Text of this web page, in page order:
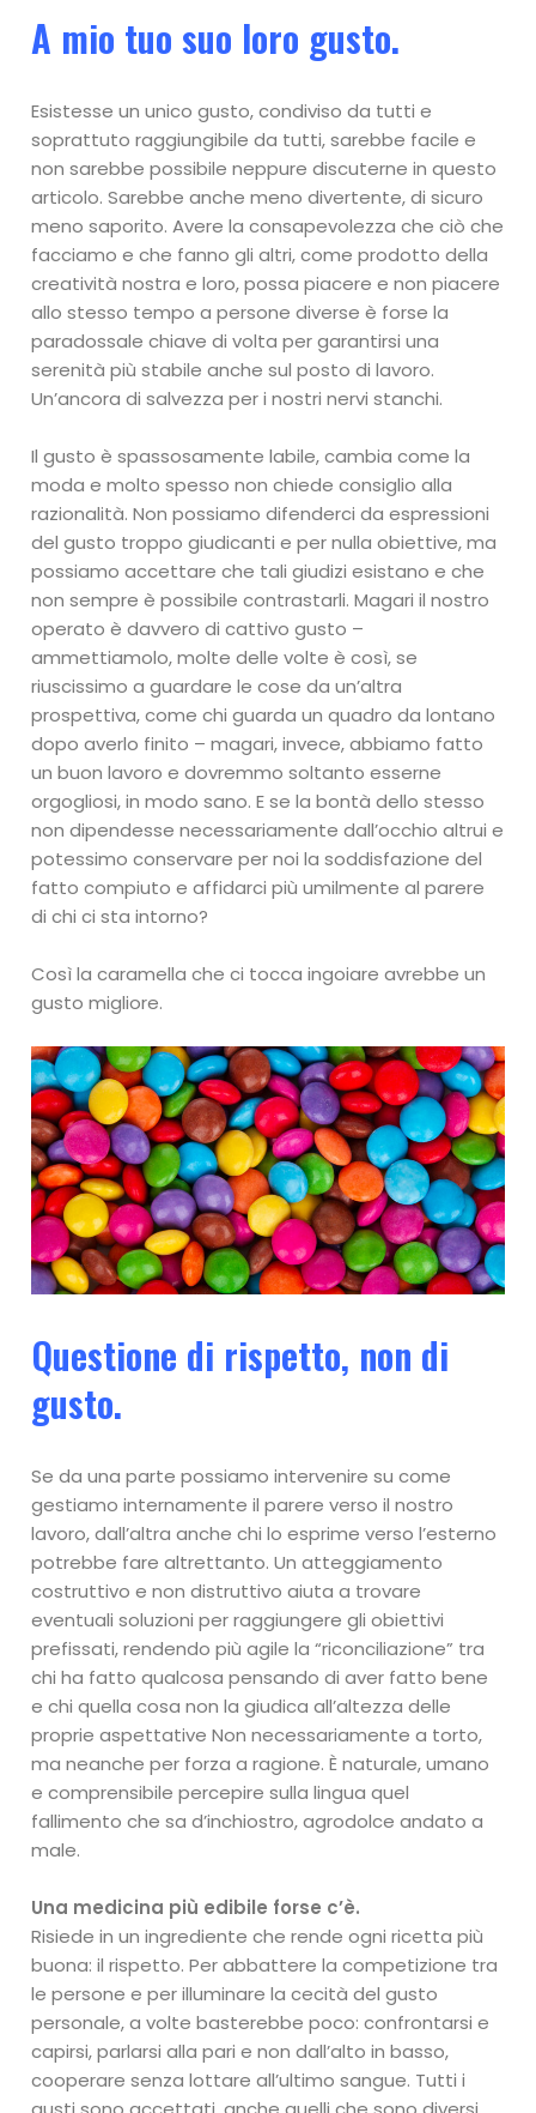
A mio tuo suo loro gusto.
Esistesse un unico gusto, condiviso da tutti e
soprattuto raggiungibile da tutti, sarebbe facile e
non sarebbe possibile neppure discuterne in questo
articolo. Sarebbe anche meno divertente, di sicuro
meno saporito. Avere la consapevolezza che ciò che
facciamo e che fanno gli altri, come prodotto della
creatività nostra e loro, possa piacere e non piacere
allo stesso tempo a persone diverse è forse la
paradossale chiave di volta per garantirsi una
serenità più stabile anche sul posto di lavoro.
Un’ancora di salvezza per i nostri nervi stanchi.
Il gusto è spassosamente labile, cambia come la
moda e molto spesso non chiede consiglio alla
razionalità. Non possiamo difenderci da espressioni
del gusto troppo giudicanti e per nulla obiettive, ma
possiamo accettare che tali giudizi esistano e che
non sempre è possibile contrastarli. Magari il nostro
operato è davvero di cattivo gusto –
ammettiamolo, molte delle volte è così, se
riuscissimo a guardare le cose da un’altra
prospettiva, come chi guarda un quadro da lontano
dopo averlo finito – magari, invece, abbiamo fatto
un buon lavoro e dovremmo soltanto esserne
orgogliosi, in modo sano. E se la bontà dello stesso
non dipendesse necessariamente dall’occhio altrui e
potessimo conservare per noi la soddisfazione del
fatto compiuto e affidarci più umilmente al parere
di chi ci sta intorno?
Così la caramella che ci tocca ingoiare avrebbe un
gusto migliore.
Questione di rispetto, non di
gusto.
Se da una parte possiamo intervenire su come
gestiamo internamente il parere verso il nostro
lavoro, dall’altra anche chi lo esprime verso l’esterno
potrebbe fare altrettanto. Un atteggiamento
costruttivo e non distruttivo aiuta a trovare
eventuali soluzioni per raggiungere gli obiettivi
prefissati, rendendo più agile la “riconciliazione” tra
chi ha fatto qualcosa pensando di aver fatto bene
e chi quella cosa non la giudica all’altezza delle
proprie aspettative Non necessariamente a torto,
ma neanche per forza a ragione. È naturale, umano
e comprensibile percepire sulla lingua quel
fallimento che sa d’inchiostro, agrodolce andato a
male.
Una medicina più edibile forse c’è.
Risiede in un ingrediente che rende ogni ricetta più
buona: il rispetto. Per abbattere la competizione tra
le persone e per illuminare la cecità del gusto
personale, a volte basterebbe poco: confrontarsi e
capirsi, parlarsi alla pari e non dall’alto in basso,
cooperare senza lottare all’ultimo sangue. Tutti i